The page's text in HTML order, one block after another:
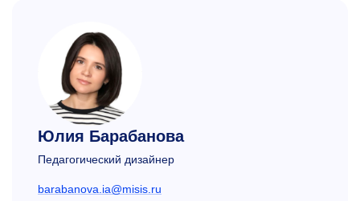
Юлия Барабанова
Педагогический дизайнер
barabanova.ia@misis.ru